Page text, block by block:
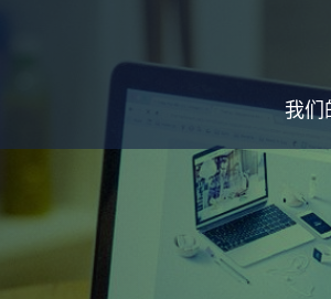
我们